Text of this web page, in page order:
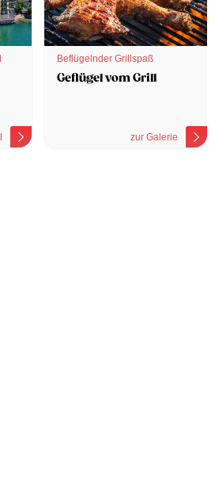
Beflügelnder Grillspaß
Geflügel vom Grill
zur Galerie